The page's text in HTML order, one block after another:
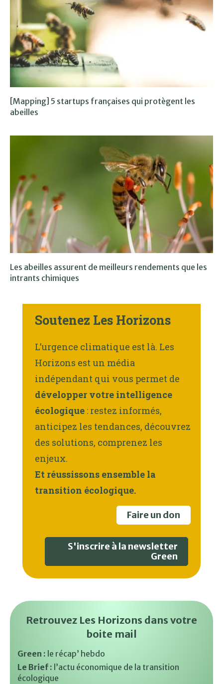
[Mapping] 5 startups françaises qui protègent les
abeilles
Les abeilles assurent de meilleurs rendements que les
intrants chimiques
Soutenez Les Horizons
L’urgence climatique est là. Les
Horizons est un média
indépendant qui vous permet de
développer votre intelligence
écologique : restez informés,
anticipez les tendances, découvrez
des solutions, comprenez les
enjeux.
Et réussissons ensemble la
transition écologique.
Faire un don
S'inscrire à la newsletter
Green
Retrouvez Les Horizons dans votre
boite mail
Green : le récap’ hebdo
Le Brief : l’actu économique de la transition
écologique